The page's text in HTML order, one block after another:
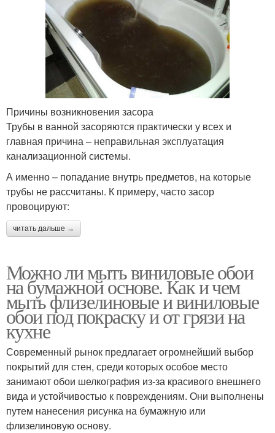
Причины возникновения засора
Трубы в ванной засоряются практически у всех и
главная причина – неправильная эксплуатация
канализационной системы.
А именно – попадание внутрь предметов, на которые
трубы не рассчитаны. К примеру, часто засор
провоцируют:
читать дальше →
Можно ли мыть виниловые обои
на бумажной основе. Как и чем
мыть флизелиновые и виниловые
обои под покраску и от грязи на
кухне
Современный рынок предлагает огромнейший выбор
покрытий для стен, среди которых особое место
занимают обои шелкография из-за красивого внешнего
вида и устойчивостью к повреждениям. Они выполнены
путем нанесения рисунка на бумажную или
флизелиновую основу.